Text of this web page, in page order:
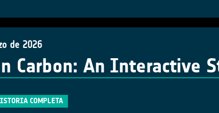
de 2026
Carbon: An Interactive
COMPLETA